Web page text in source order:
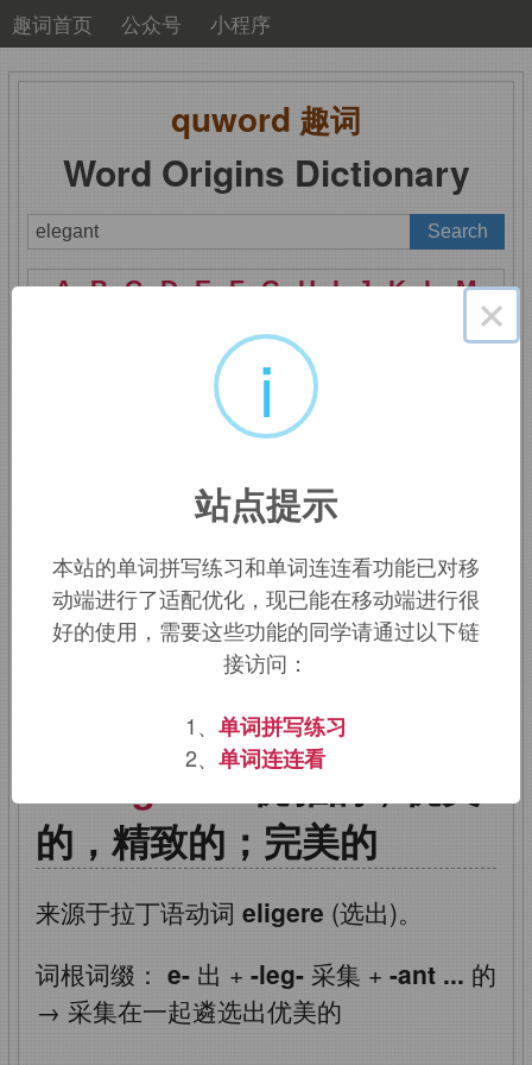
趣词首页 公众号 小程序
quword 趣词
Word Origins Dictionary
A B C D E F G H I J K L
M
Z
：优雅的
-leg,收集，选出，词源同
college, eligible.即选出来的，优秀的，
优雅的。
该词的英语词源请访问趣词词源英文版：
elegant ：优雅的，优美
的，精致的；完美的
来源于拉丁语动词 eligere (选出)。
词根词缀： e- 出 + -leg- 采集 + -ant ... 的
→ 采集在一起遴选出优美的
×
i
站点提示
本站的单词拼写练习和单词连连看功能已对移
动端进行了适配优化，现已能在移动端进行很
好的使用，需要这些功能的同学请通过以下链
接访问：
1、 单词拼写练习
2、 单词连连看